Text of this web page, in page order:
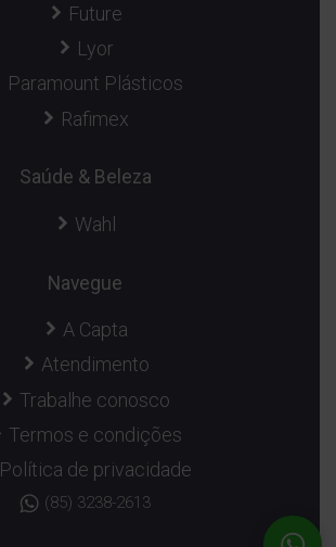
Future
Lyor
Paramount Plásticos
Rafimex
Saúde & Beleza
Wahl
Navegue
A Capta
Atendimento
Trabalhe conosco
Termos e condições
Política de privacidade
(85) 3238-2613